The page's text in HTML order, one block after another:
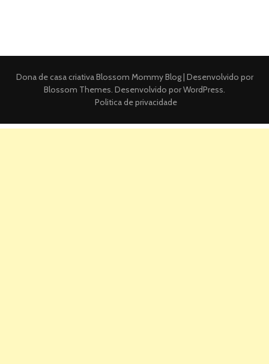
Dona de casa criativaBlossom Mommy Blog | Desenvolvido por
Blossom Themes. Desenvolvido porWordPress.
Politica de privacidade